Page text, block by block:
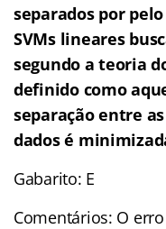
separados por
SVMs lineares
segundo a teoria
definido como
separação entre
dados é
Gabarito: E
Comentários: O